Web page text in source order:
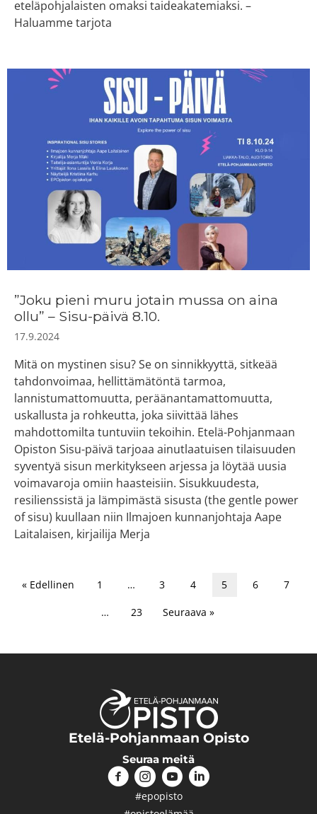
eteläpohjalaisten omaksi taideakatemiaksi. –
Haluamme tarjota
”Joku pieni muru jotain mussa on aina
ollu” – Sisu-päivä 8.10.
17.9.2024
Mitä on mystinen sisu? Se on sinnikkyyttä, sitkeää
tahdonvoimaa, hellittämätöntä tarmoa,
lannistumattomuutta, peräänantamattomuutta,
uskallusta ja rohkeutta, joka siivittää lähes
mahdottomilta tuntuviin tekoihin. Etelä-Pohjanmaan
Opiston Sisu-päivä tarjoaa ainutlaatuisen tilaisuuden
syventyä sisun merkitykseen arjessa ja löytää uusia
voimavaroja omiin haasteisiin. Sisukkuudesta,
resilienssistä ja lämpimästä sisusta (the gentle power
of sisu) kuullaan niin Ilmajoen kunnanjohtaja Aape
Laitalaisen, kirjailija Merja
« Edellinen 1 … 3 4 5 6 7
… 23 Seuraava »
Etelä-Pohjanmaan Opisto
Seuraa meitä
#epopisto